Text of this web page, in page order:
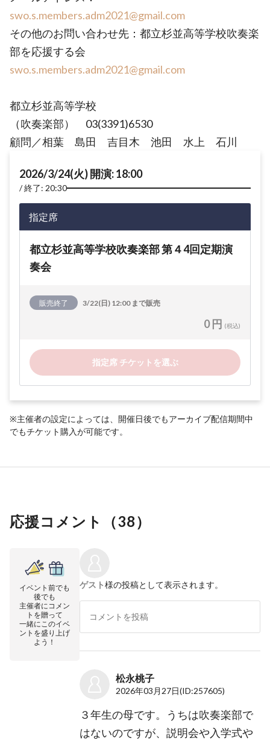
swo.s.members.adm2021@gmail.com
その他のお問い合わせ先：都立杉並高等学校吹奏楽
部を応援する会
swo.s.members.adm2021@gmail.com
都立杉並高等学校
（吹奏楽部） 03(3391)6530
顧問／相葉 島田 吉目木 池田 水上 石川
2026/3/24(火) 開演: 18:00
終了: 20:30
指定席
都立杉並高等学校吹奏楽部 第４4回定期演
奏会
販売終了 3/22(日) 12:00 まで販売
0 円 (税込)
指定席 チケットを選ぶ
※主催者の設定によっては、開催日後でもアーカイブ配信期間中
でもチケット購入が可能です。
応援コメント（38）
イベント前でも
後でも
主催者にコメン
トを贈って
一緒にこのイベ
ントを盛り上げ
よう！
ゲスト様の投稿として表示されます。
松永桃子
2026年03月27日(ID:257605)
３年生の母です。うちは吹奏楽部で
はないのですが、説明会や入学式や